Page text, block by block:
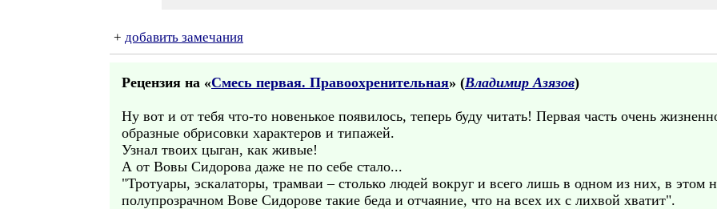
+ добавить замечания
Рецензия на «Смесь первая. Правоохренительная» (Владимир Азязов)
Ну вот и от тебя что-то новенькое появилось, теперь буду читать! Первая часть очень
образные обрисовки характеров и типажей.
Узнал твоих цыган, как живые!
А от Вовы Сидорова даже не по себе стало...
"Тротуары, эскалаторы, трамваи – столько людей вокруг и всего лишь в одном из них, в
полупрозрачном Вове Сидорове такие беда и отчаяние, что на всех их с лихвой хватит".